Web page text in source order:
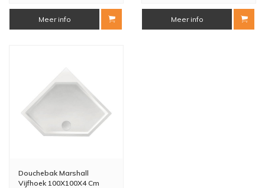
Meer info Meer info
Douchebak Marshall
Vijfhoek 100X100X4 Cm